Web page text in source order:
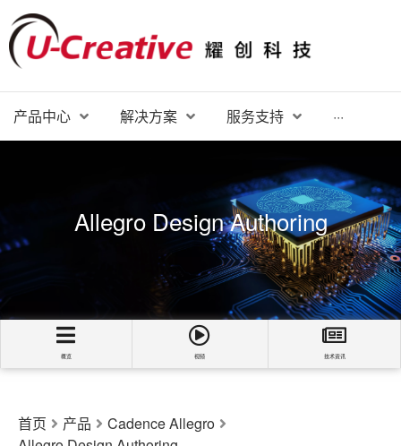
产品中心 解决方案 服务支持 ···
Allegro Design Authoring
概览 视频 技术资讯
首页 产品
Cadence Allegro